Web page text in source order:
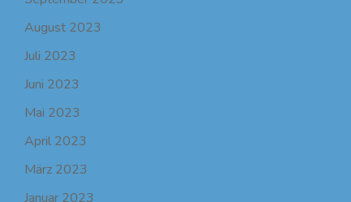
August 2023
Juli 2023
Juni 2023
Mai 2023
April 2023
März 2023
Januar 2023